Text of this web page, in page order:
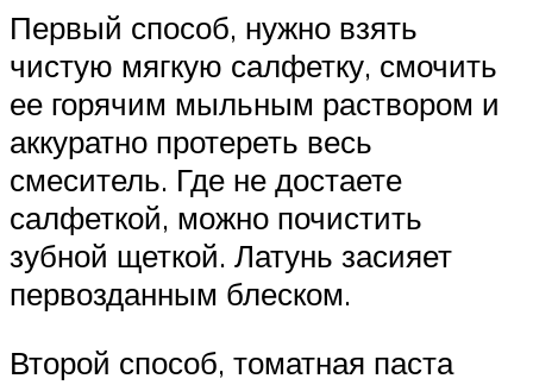
Первый способ, нужно взять
чистую мягкую салфетку, смочить
ее горячим мыльным раствором и
аккуратно протереть весь
смеситель. Где не достаете
салфеткой, можно почистить
зубной щеткой. Латунь засияет
первозданным блеском.
Второй способ, томатная паста